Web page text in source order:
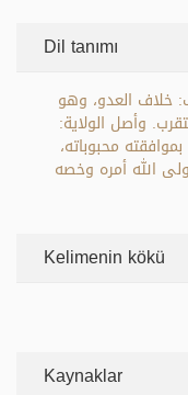
Dil tanımı
خلاف العدو، وهو
وأصل الولاية:
محبوباته،
الله أمره وخصه
Kelimenin kökü
Kaynaklar